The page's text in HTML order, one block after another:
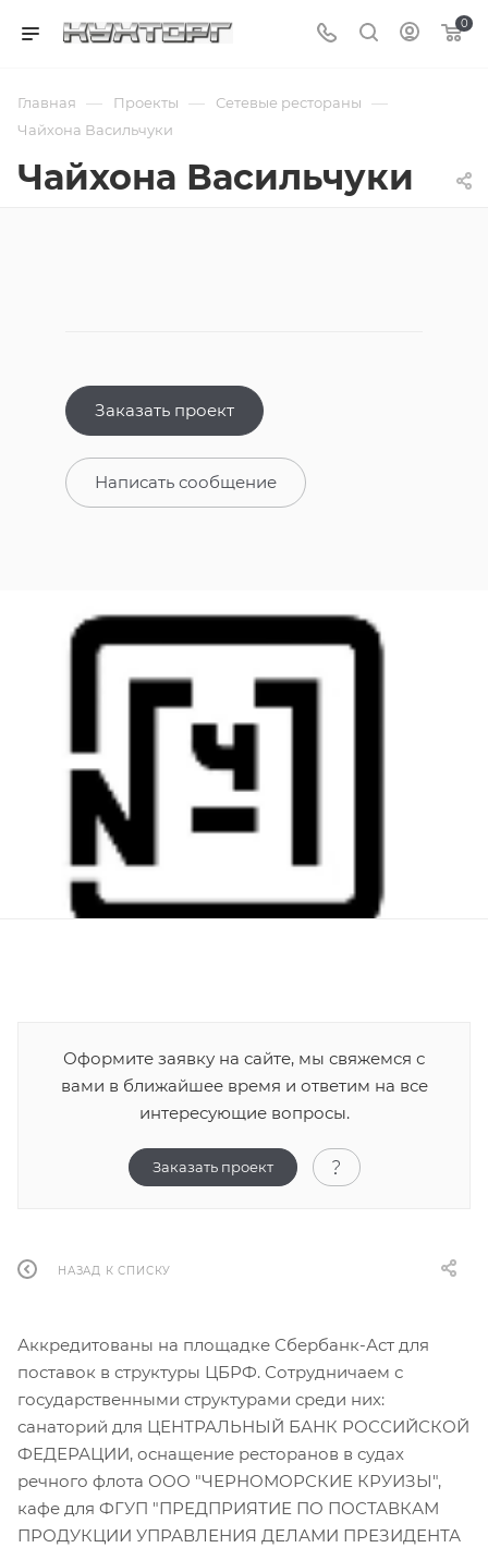
0
Главная — Проекты — Сетевые рестораны —
Чайхона Васильчуки
Чайхона Васильчуки
Заказать проект
Написать сообщение
Оформите заявку на сайте, мы свяжемся с
вами в ближайшее время и ответим на все
интересующие вопросы.
Заказать проект
НАЗАД К СПИСКУ
Аккредитованы на площадке Сбербанк-Аст для
поставок в структуры ЦБРФ. Сотрудничаем с
государственными структурами среди них:
санаторий для ЦЕНТРАЛЬНЫЙ БАНК РОССИЙСКОЙ
ФЕДЕРАЦИИ, оснащение ресторанов в судах
речного флота ООО "ЧЕРНОМОРСКИЕ КРУИЗЫ",
кафе для ФГУП "ПРЕДПРИЯТИЕ ПО ПОСТАВКАМ
ПРОДУКЦИИ УПРАВЛЕНИЯ ДЕЛАМИ ПРЕЗИДЕНТА